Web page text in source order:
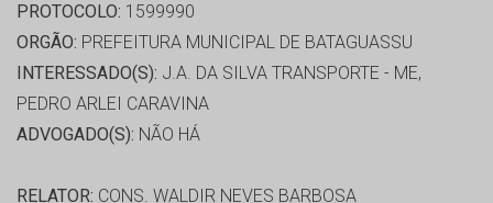
PROTOCOLO: 1599990
ORGÃO: PREFEITURA MUNICIPAL DE BATAGUASSU
INTERESSADO(S): J.A. DA SILVA TRANSPORTE - ME,
PEDRO ARLEI CARAVINA
ADVOGADO(S): NÃO HÁ
RELATOR: CONS. WALDIR NEVES BARBOSA